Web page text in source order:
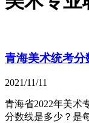
青海美术统考分
2021/11/11
青海省2022年美术
分数线是多少？是